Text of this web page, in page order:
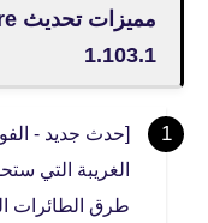
1.103.1
[حدث جديد -
الغريبة التي
طرق الطائرات